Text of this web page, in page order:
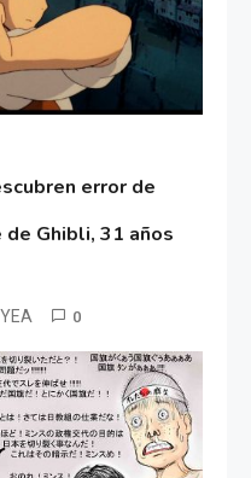
error de
Ghibli, 31 años
0